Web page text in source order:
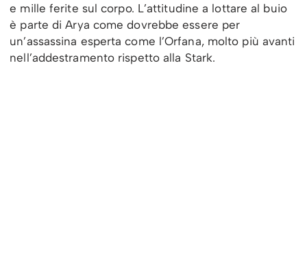
e mille ferite sul corpo. L’attitudine a lottare al buio
è parte di Arya come dovrebbe essere per
un’assassina esperta come l’Orfana, molto più avanti
nell’addestramento rispetto alla Stark.